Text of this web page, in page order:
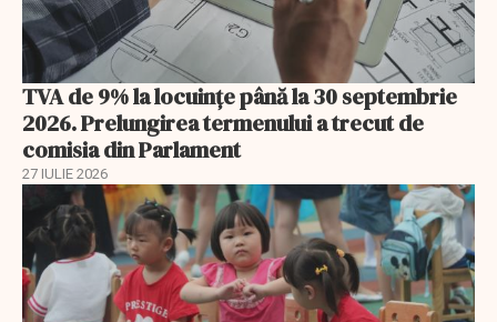
TVA de 9% la locuințe până la 30 septembrie
2026. Prelungirea termenului a trecut de
comisia din Parlament
27 IULIE 2026